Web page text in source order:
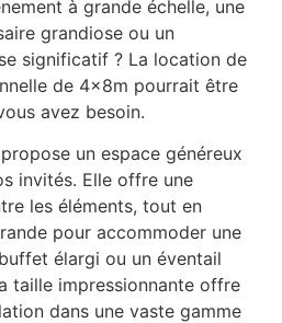
à grande échelle, une
grandiose ou un
significatif ? La location de
de 4x8m pourrait être
avez besoin.
un espace généreux
invités. Elle offre une
les éléments, tout en
pour accommoder une
élargi ou un éventail
taille impressionnante offre
dans une vaste gamme